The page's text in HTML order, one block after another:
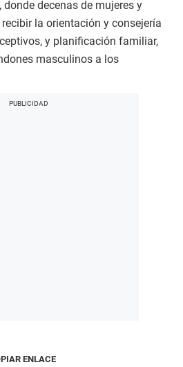
donde decenas de mujeres y
la orientación y consejería
y planificación familiar,
masculinos a los
ENLACE